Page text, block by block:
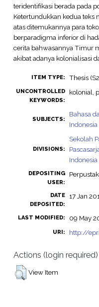
teridentifikasi berada pada
Ketertundukkan kedua teks
atas ditemukannya para
berparadigma inferior di
cerita bahwasannya Timur
akibat adanya kolonialisasi
ITEM TYPE: Thesis
UNCONTROLLED
KEYWORDS:
kolonial,
SUBJECTS:
Bahasa
Indonesia
DIVISIONS:
Sekolah
Indonesia
DEPOSITING
USER:
DATE
DEPOSITED:
17 Jan
LAST MODIFIED: 09 May
URI: http://
Actions (login required)
View Item